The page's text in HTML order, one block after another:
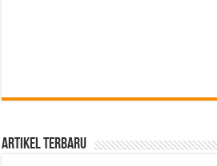
Artikel Terbaru